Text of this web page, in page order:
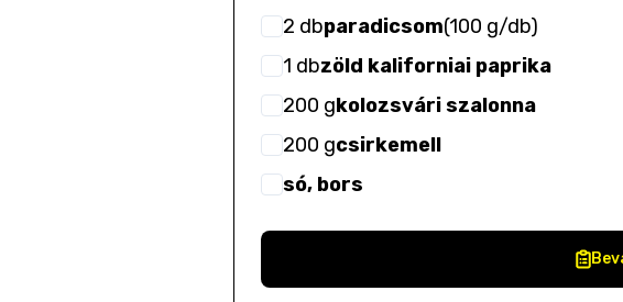
2 dbparadicsom(100 g/db)
1 dbzöld kaliforniai paprika
200 gkolozsvári szalonna
200 gcsirkemell
só, bors